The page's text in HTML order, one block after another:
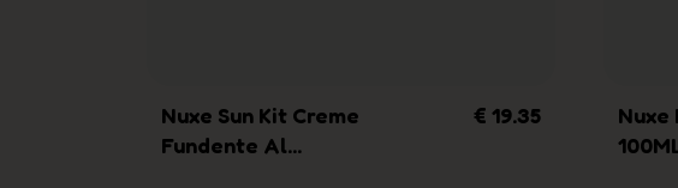
COMPRAR
Nuxe Sun Kit Creme
Fundente Al...
€ 19.35
Nuxe